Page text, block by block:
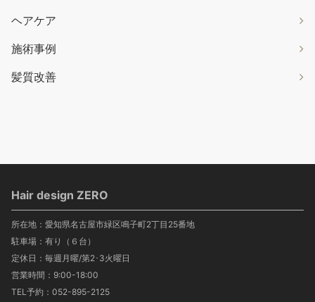
ヘアケア
施術事例
髪質改善
Hair design ZERO
所在地：愛知県名古屋市緑区鳴子町2丁目25番地
駐車場：有り（６台）
定休日：毎週月曜/第2･3火曜日
営業時間：9:00-18:00
TEL予約： 052-895-2125